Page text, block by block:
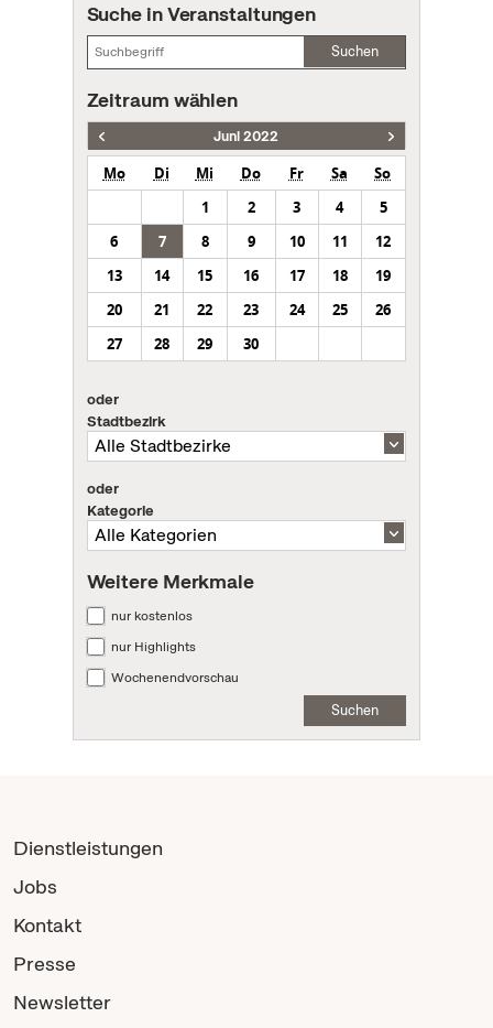
Suche in Veranstaltungen
Suchen
Zeitraum wählen
Juni 2022
Mo Di Mi Do Fr Sa
So
1
2 3 4
5
6
7 8 9 10 11
12
13
14 15 16 17 18
19
20
21 22 23 24 25
26
27
28 29 30
oder
Stadtbezirk
oder
Kategorie
Weitere Merkmale
nur kostenlos
nur Highlights
Wochenendvorschau
Suchen
Dienstleistungen
Jobs
Kontakt
Presse
Newsletter